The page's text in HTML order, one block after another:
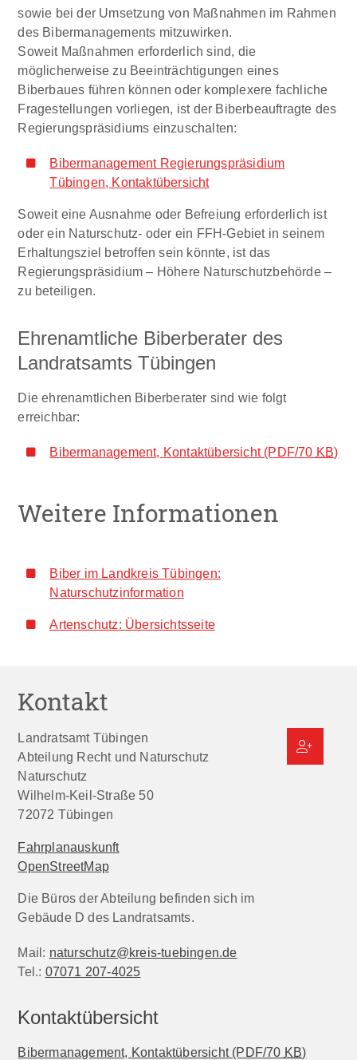
sowie bei der Umsetzung von Maßnahmen im Rahmen
des Bibermanagements mitzuwirken.
Soweit Maßnahmen erforderlich sind, die
möglicherweise zu Beeinträchtigungen eines
Biberbaues führen können oder komplexere fachliche
Fragestellungen vorliegen, ist der Biberbeauftragte des
Regierungspräsidiums einzuschalten:
Bibermanagement Regierungspräsidium
Tübingen, Kontaktübersicht
Soweit eine Ausnahme oder Befreiung erforderlich ist
oder ein Naturschutz- oder ein FFH-Gebiet in seinem
Erhaltungsziel betroffen sein könnte, ist das
Regierungspräsidium – Höhere Naturschutzbehörde –
zu beteiligen.
Ehrenamtliche Biberberater des
Landratsamts Tübingen
Die ehrenamtlichen Biberberater sind wie folgt
erreichbar:
Bibermanagement, Kontaktübersicht(PDF/70 KB)
Weitere Informationen
Biber im Landkreis Tübingen:
Naturschutzinformation
Artenschutz: Übersichtsseite
Kontakt
Landratsamt Tübingen
Abteilung Recht und Naturschutz
Naturschutz
Wilhelm-Keil-Straße 50
72072 Tübingen
Fahrplanauskunft
OpenStreetMap
Die Büros der Abteilung befinden sich im
Gebäude D des Landratsamts.
Mail: naturschutz@kreis-tuebingen.de
Tel.: 07071 207-4025
Kontaktübersicht
Bibermanagement, Kontaktübersicht(PDF/70 KB)